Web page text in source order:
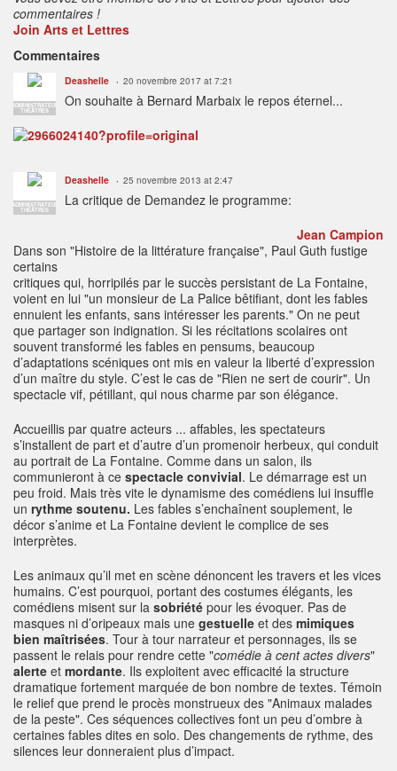
commentaires !
Join Arts et Lettres
Commentaires
ADMINISTRATEUR
THÉÂTRES
Deashelle 20 novembre 2017 at 7:21
On souhaite à Bernard Marbaix le repos éternel...
ADMINISTRATEUR
THÉÂTRES
Deashelle 25 novembre 2013 at 2:47
La critique de Demandez le programme:
Jean Campion
Dans son "Histoire de la littérature française", Paul Guth fustige
certains
critiques qui, horripilés par le succès persistant de La Fontaine,
voient en lui "un monsieur de La Palice bêtifiant, dont les fables
ennuient les enfants, sans intéresser les parents." On ne peut
que partager son indignation. Si les récitations scolaires ont
souvent transformé les fables en pensums, beaucoup
d’adaptations scéniques ont mis en valeur la liberté d’expression
d’un maître du style. C’est le cas de "Rien ne sert de courir". Un
spectacle vif, pétillant, qui nous charme par son élégance.
Accueillis par quatre acteurs ... affables, les spectateurs
s’installent de part et d’autre d’un promenoir herbeux, qui conduit
au portrait de La Fontaine. Comme dans un salon, ils
communieront à ce spectacle convivial. Le démarrage est un
peu froid. Mais très vite le dynamisme des comédiens lui insuffle
un rythme soutenu. Les fables s’enchaînent souplement, le
décor s’anime et La Fontaine devient le complice de ses
interprètes.
Les animaux qu’il met en scène dénoncent les travers et les vices
humains. C’est pourquoi, portant des costumes élégants, les
comédiens misent sur la sobriété pour les évoquer. Pas de
masques ni d’oripeaux mais une gestuelle et des mimiques
bien maîtrisées. Tour à tour narrateur et personnages, ils se
passent le relais pour rendre cette "comédie à cent actes divers"
alerte et mordante. Ils exploitent avec efficacité la structure
dramatique fortement marquée de bon nombre de textes. Témoin
le relief que prend le procès monstrueux des "Animaux malades
de la peste". Ces séquences collectives font un peu d’ombre à
certaines fables dites en solo. Des changements de rythme, des
silences leur donneraient plus d’impact.